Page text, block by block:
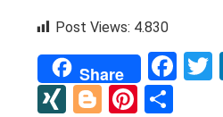
Post Views: 4.830
Share
XINGBlogger